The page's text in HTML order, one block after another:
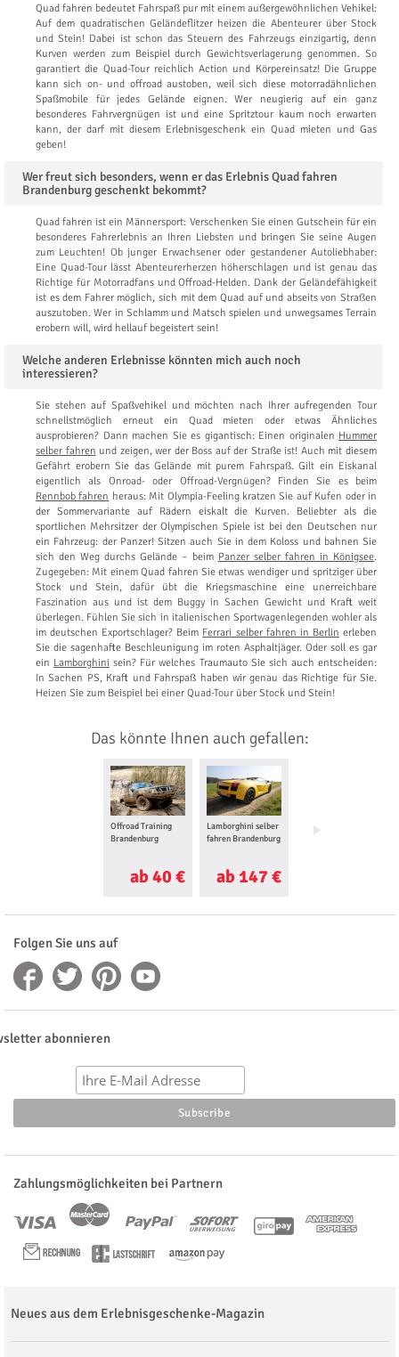
Quad fahren bedeutet Fahrspaß pur mit einem außergewöhnlichen Vehikel:
Auf dem quadratischen Geländeflitzer heizen die Abenteurer über Stock
und Stein! Dabei ist schon das Steuern des Fahrzeugs einzigartig, denn
Kurven werden zum Beispiel durch Gewichtsverlagerung genommen. So
garantiert die Quad-Tour reichlich Action und Körpereinsatz! Die Gruppe
kann sich on- und offroad austoben, weil sich diese motorradähnlichen
Spaßmobile für jedes Gelände eignen. Wer neugierig auf ein ganz
besonderes Fahrvergnügen ist und eine Spritztour kaum noch erwarten
kann, der darf mit diesem Erlebnisgeschenk ein Quad mieten und Gas
geben!
Wer freut sich besonders, wenn er das Erlebnis Quad fahren
Brandenburg geschenkt bekommt?
Quad fahren ist ein Männersport: Verschenken Sie einen Gutschein für ein
besonderes Fahrerlebnis an Ihren Liebsten und bringen Sie seine Augen
zum Leuchten! Ob junger Erwachsener oder gestandener Autoliebhaber:
Eine Quad-Tour lässt Abenteurerherzen höherschlagen und ist genau das
Richtige für Motorradfans und Offroad-Helden. Dank der Geländefähigkeit
ist es dem Fahrer möglich, sich mit dem Quad auf und abseits von Straßen
auszutoben. Wer in Schlamm und Matsch spielen und unwegsames Terrain
erobern will, wird hellauf begeistert sein!
Welche anderen Erlebnisse könnten mich auch noch
interessieren?
Sie stehen auf Spaßvehikel und möchten nach Ihrer aufregenden Tour
schnellstmöglich erneut ein Quad mieten oder etwas Ähnliches
ausprobieren? Dann machen Sie es gigantisch: Einen originalen Hummer
selber fahren und zeigen, wer der Boss auf der Straße ist! Auch mit diesem
Gefährt erobern Sie das Gelände mit purem Fahrspaß. Gilt ein Eiskanal
eigentlich als Onroad- oder Offroad-Vergnügen? Finden Sie es beim
Rennbob fahren heraus: Mit Olympia-Feeling kratzen Sie auf Kufen oder in
der Sommervariante auf Rädern eiskalt die Kurven. Beliebter als die
sportlichen Mehrsitzer der Olympischen Spiele ist bei den Deutschen nur
ein Fahrzeug: der Panzer! Sitzen auch Sie in dem Koloss und bahnen Sie
sich den Weg durchs Gelände – beim Panzer selber fahren in Königsee.
Zugegeben: Mit einem Quad fahren Sie etwas wendiger und spritziger über
Stock und Stein, dafür übt die Kriegsmaschine eine unerreichbare
Faszination aus und ist dem Buggy in Sachen Gewicht und Kraft weit
überlegen. Fühlen Sie sich in italienischen Sportwagenlegenden wohler als
im deutschen Exportschlager? Beim Ferrari selber fahren in Berlin erleben
Sie die sagenhafte Beschleunigung im roten Asphaltjäger. Oder soll es gar
ein Lamborghini sein? Für welches Traumauto Sie sich auch entscheiden:
In Sachen PS, Kraft und Fahrspaß haben wir genau das Richtige für Sie.
Heizen Sie zum Beispiel bei einer Quad-Tour über Stock und Stein!
Das könnte Ihnen auch gefallen:
Offroad Training
Brandenburg
ab 40 €
Lamborghini selber
fahren Brandenburg
ab 147 €
Oldtimer fahren
Folgen Sie uns auf
abonnieren
Zahlungsmöglichkeiten bei Partnern
Neues aus dem Erlebnisgeschenke-Magazin